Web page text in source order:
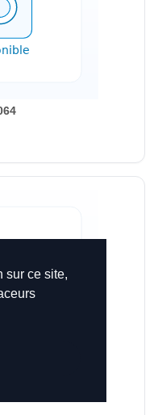
sur ce site,